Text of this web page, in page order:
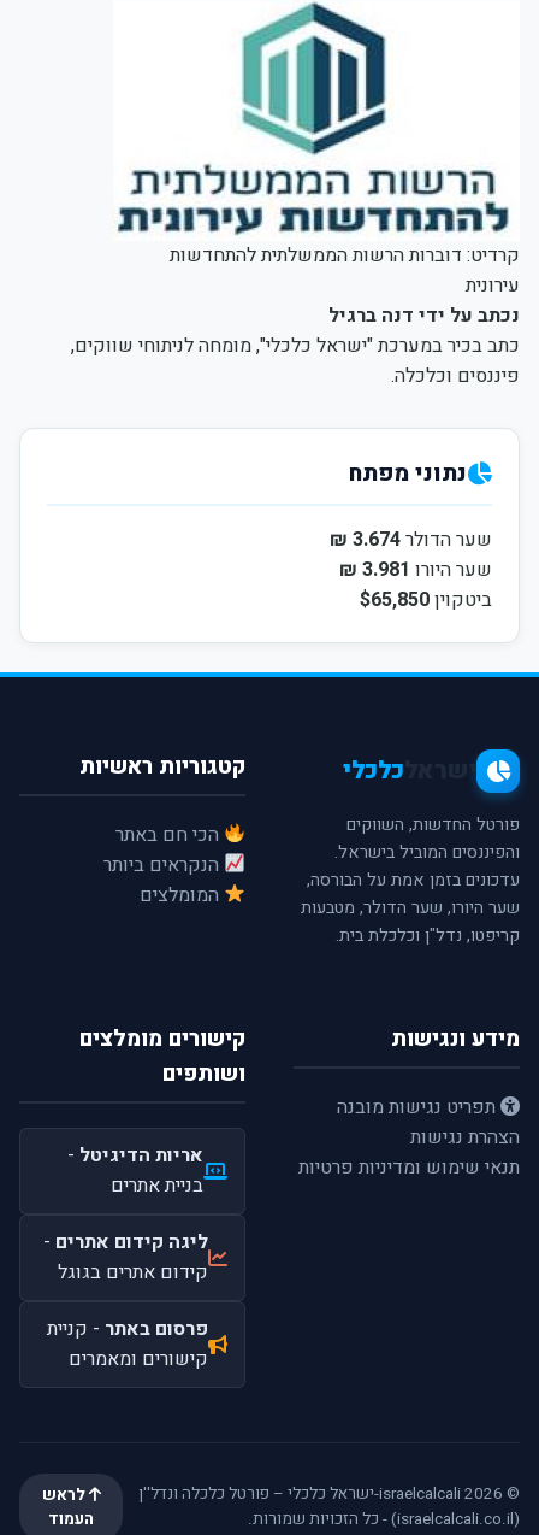
קרדיט: דוברות הרשות הממשלתית להתחדשות
עירונית
נכתב על ידי דנה ברגיל
כתב בכיר במערכת "ישראל כלכלי", מומחה לניתוחי שווקים,
פיננסים וכלכלה.
נתוני מפתח
שער הדולר3.674 ₪
שער היורו 3.981 ₪
ביטקוין$65,850
כלכלי
פורטל החדשות, השווקים
והפיננסים המוביל בישראל.
עדכונים בזמן אמת על הבורסה,
שער היורו, שער הדולר, מטבעות
קריפטו, נדל"ן וכלכלת בית.
קטגוריות ראשיות
הכי חם באתר
הנקראים ביותר
המומלצים
מידע ונגישות
תפריט נגישות מובנה
הצהרת נגישות
תנאי שימוש ומדיניות פרטיות
קישורים מומלצים
ושותפים
אריות הדיגיטל -
בניית אתרים
ליגה קידום אתרים -
קידום אתרים בגוגל
פרסום באתר - קניית
קישורים ומאמרים
© 2026 israelcalcali-ישראל כלכלי – פורטל כלכלה ונדל''ן
(israelcalcali.co.il) - כל הזכויות שמורות.
לראש
העמוד